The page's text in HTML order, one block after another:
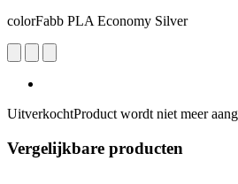
colorFabb PLA Economy Silver
UitverkochtProduct wordt niet meer
Vergelijkbare producten